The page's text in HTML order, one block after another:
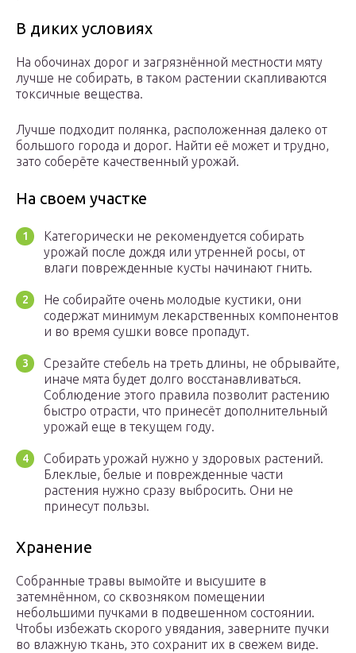
В диких условиях
На обочинах дорог и загрязнённой местности мяту
лучше не собирать, в таком растении скапливаются
токсичные вещества.
Лучше подходит полянка, расположенная далеко от
большого города и дорог. Найти её может и трудно,
зато соберёте качественный урожай.
На своем участке
Категорически не рекомендуется собирать
урожай после дождя или утренней росы, от
влаги поврежденные кусты начинают гнить.
Не собирайте очень молодые кустики, они
содержат минимум лекарственных компонентов
и во время сушки вовсе пропадут.
Срезайте стебель на треть длины, не обрывайте,
иначе мята будет долго восстанавливаться.
Соблюдение этого правила позволит растению
быстро отрасти, что принесёт дополнительный
урожай еще в текущем году.
Собирать урожай нужно у здоровых растений.
Блеклые, белые и поврежденные части
растения нужно сразу выбросить. Они не
принесут пользы.
Хранение
Собранные травы вымойте и высушите в
затемнённом, со сквозняком помещении
небольшими пучками в подвешенном состоянии.
Чтобы избежать скорого увядания, заверните пучки
во влажную ткань, это сохранит их в свежем виде.